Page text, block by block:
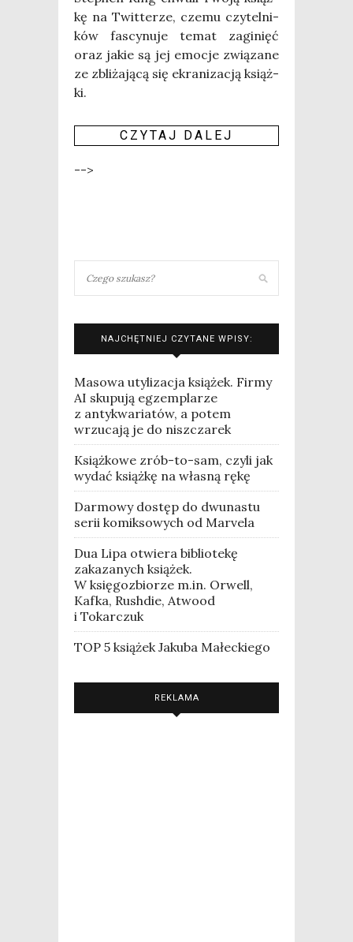
kę na Twit­te­rze, cze­mu czy­tel­ni­
ków fascy­nu­je temat zagi­nięć
oraz jakie są jej emo­cje zwią­za­ne
ze zbli­ża­ją­cą się ekra­ni­za­cją książ­
ki.
CZY­TAJ DALEJ
-->
NAJCHĘTNIEJ CZYTANE WPISY:
Masowa utylizacja książek. Firmy
AI skupują egzemplarze
z antykwariatów, a potem
wrzucają je do niszczarek
Książkowe zrób-to-sam, czyli jak
wydać książkę na własną rękę
Darmowy dostęp do dwunastu
serii komiksowych od Marvela
Dua Lipa otwiera bibliotekę
zakazanych książek.
W księgozbiorze m.in. Orwell,
Kafka, Rushdie, Atwood
i Tokarczuk
TOP 5 książek Jakuba Małeckiego
REKLAMA